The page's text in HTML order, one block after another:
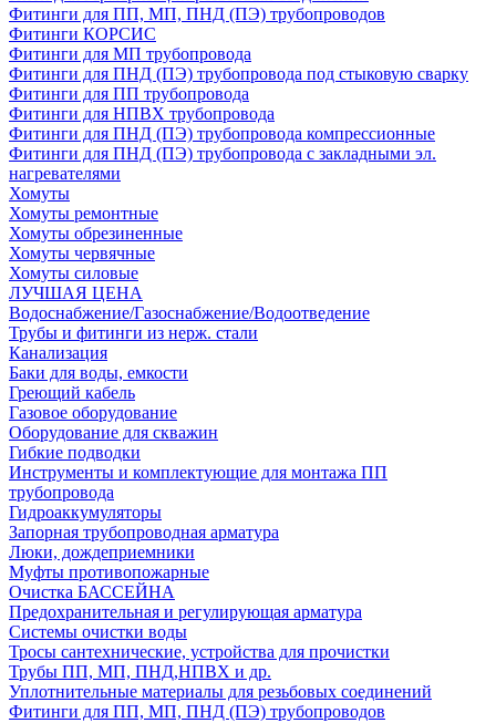
Фитинги для ПП, МП, ПНД (ПЭ) трубопроводов
Фитинги КОРСИС
Фитинги для МП трубопровода
Фитинги для ПНД (ПЭ) трубопровода под стыковую сварку
Фитинги для ПП трубопровода
Фитинги для НПВХ трубопровода
Фитинги для ПНД (ПЭ) трубопровода компрессионные
Фитинги для ПНД (ПЭ) трубопровода с закладными эл.
нагревателями
Хомуты
Хомуты ремонтные
Хомуты обрезиненные
Хомуты червячные
Хомуты силовые
ЛУЧШАЯ ЦЕНА
Водоснабжение/Газоснабжение/Водоотведение
Трубы и фитинги из нерж. стали
Канализация
Баки для воды, емкости
Греющий кабель
Газовое оборудование
Оборудование для скважин
Гибкие подводки
Инструменты и комплектующие для монтажа ПП
трубопровода
Гидроаккумуляторы
Запорная трубопроводная арматура
Люки, дождеприемники
Муфты противопожарные
Очистка БАССЕЙНА
Предохранительная и регулирующая арматура
Системы очистки воды
Тросы сантехнические, устройства для прочистки
Трубы ПП, МП, ПНД,НПВХ и др.
Уплотнительные материалы для резьбовых соединений
Фитинги для ПП, МП, ПНД (ПЭ) трубопроводов